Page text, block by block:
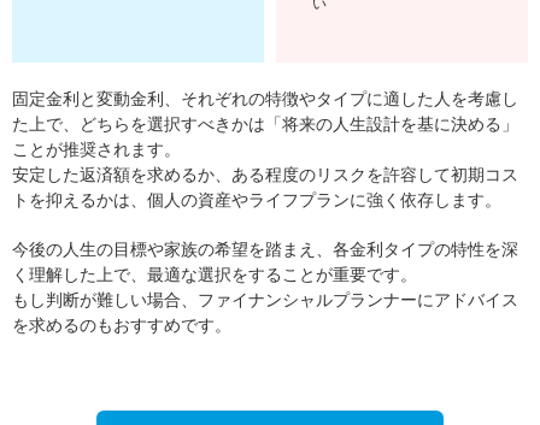
い
固定金利と変動金利、それぞれの特徴やタイプに適した人を考慮し
た上で、どちらを選択すべきかは「将来の人生設計を基に決める」
ことが推奨されます。
安定した返済額を求めるか、ある程度のリスクを許容して初期コス
トを抑えるかは、個人の資産やライフプランに強く依存します。
今後の人生の目標や家族の希望を踏まえ、各金利タイプの特性を深
く理解した上で、最適な選択をすることが重要です。
もし判断が難しい場合、ファイナンシャルプランナーにアドバイス
を求めるのもおすすめです。